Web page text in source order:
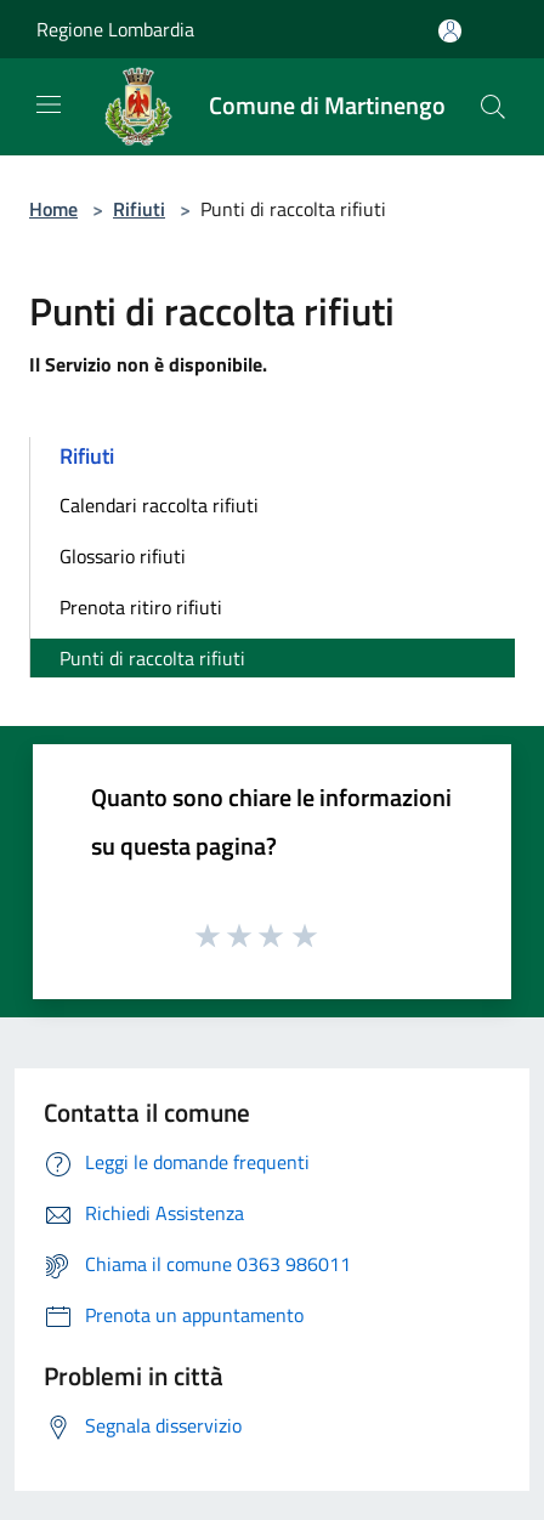
Regione Lombardia
Comune di Martinengo
Home > Rifiuti > Punti di raccolta rifiuti
Punti di raccolta rifiuti
Il Servizio non è disponibile.
Rifiuti
Calendari raccolta rifiuti
Glossario rifiuti
Prenota ritiro rifiuti
Punti di raccolta rifiuti
Quanto sono chiare le informazioni
su questa pagina?
Contatta il comune
Leggi le domande frequenti
Richiedi Assistenza
Chiama il comune 0363 986011
Prenota un appuntamento
Problemi in città
Segnala disservizio